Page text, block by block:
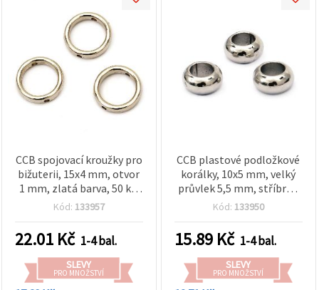
CCB spojovací kroužky pro
bižuterii, 15x4 mm, otvor
1 mm, zlatá barva, 50 ks,
na náušnice, náramky a
Kód: 133957
22.01 Kč 1-4 bal.
SLEVY
PRO MNOŽSTVÍ
CCB plastové podložkové
korálky, 10x5 mm, velký
průvlek 5,5 mm, stříbrná
barva (metalizovaný
pro výrobu šperků a
kreativní tvoření
Kód: 133950
15.89 Kč 1-4 bal.
SLEVY
PRO MNOŽSTVÍ